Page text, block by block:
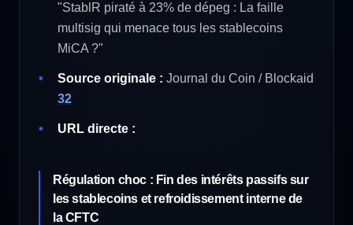
"StablR piraté à 23% de dépeg : La faille
multisig qui menace tous les stablecoins
MiCA ?"
Source originale : Journal du Coin / Blockaid
32
URL directe :
Régulation choc : Fin des intérêts passifs sur
les stablecoins et refroidissement interne de
la CFTC